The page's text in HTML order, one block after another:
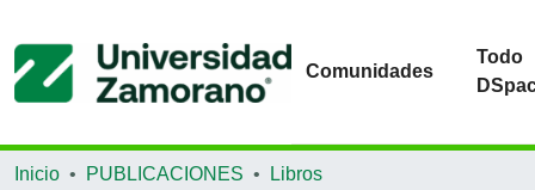
Comunidades
Todo
Inicio PUBLICACIONES
Libros